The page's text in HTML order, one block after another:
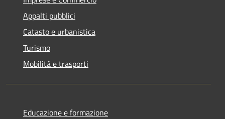
Appalti pubblici
Catasto e urbanistica
Turismo
Mobilità e trasporti
Educazione e formazione